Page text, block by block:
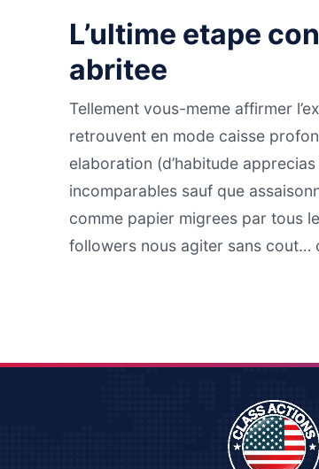
L’ultime etape
abritee
Tellement vous-meme affirmer
retrouvent en mode caisse
elaboration (d’habitude
incomparables sauf que
comme papier migrees par tous
followers nous agiter sans cout…